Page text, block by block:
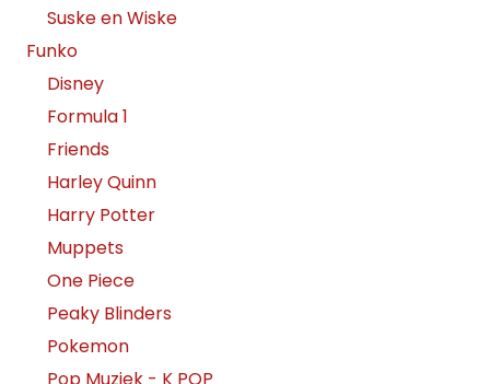
Suske en Wiske
Funko
Disney
Formula 1
Friends
Harley Quinn
Harry Potter
Muppets
One Piece
Peaky Blinders
Pokemon